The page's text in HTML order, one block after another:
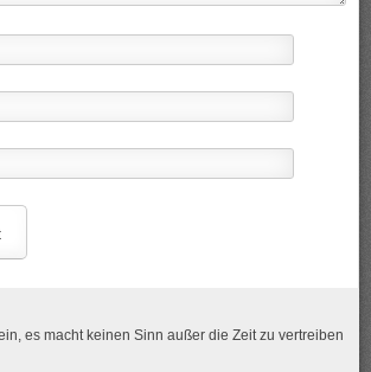
es macht keinen Sinn außer die Zeit zu vertreiben